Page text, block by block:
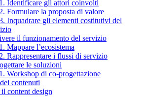
Identificare gli attori coinvolti
Formulare la proposta di valore
Inquadrare gli elementi costitutivi del
il funzionamento del servizio
Mappare l’ecosistema
Rappresentare i flussi di servizio
le soluzioni
Workshop di co-progettazione
contenuti
il content design